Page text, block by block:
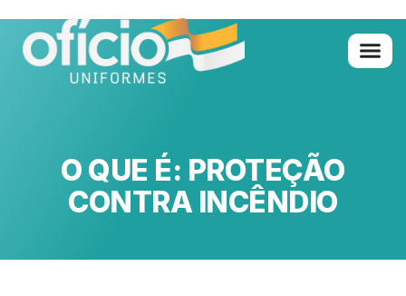
O QUE É: PROTEÇÃO
CONTRA INCÊNDIO